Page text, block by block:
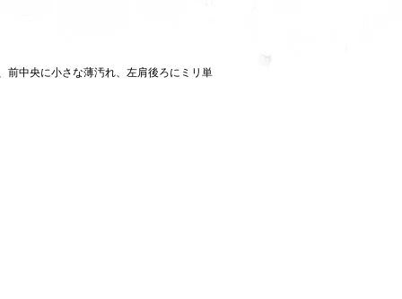
前中央に小さな薄汚れ、左肩後ろにミリ単